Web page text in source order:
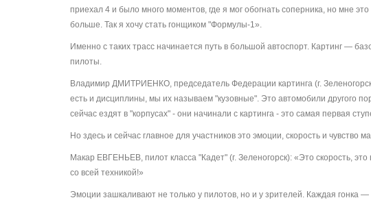
приехал 4 и было много моментов, где я мог обогнать соперника, но мне
больше. Так я хочу стать гонщиком "Формулы-1».
Именно с таких трасс начинается путь в большой автоспорт. Картинг —
пилоты.
Владимир ДМИТРИЕНКО, председатель Федерации картинга (г.
есть и дисциплины, мы их называем "кузовные". Это автомобили другого
сейчас ездят в "корпусах" - они начинали с картинга - это самая первая
Но здесь и сейчас главное для участников это эмоции, скорость и чувство
Макар ЕВГЕНЬЕВ, пилот класса "Кадет" (г. Зеленогорск): «Это скорость,
со всей техникой!»
Эмоции зашкаливают не только у пилотов, но и у зрителей. Каждая гонка —